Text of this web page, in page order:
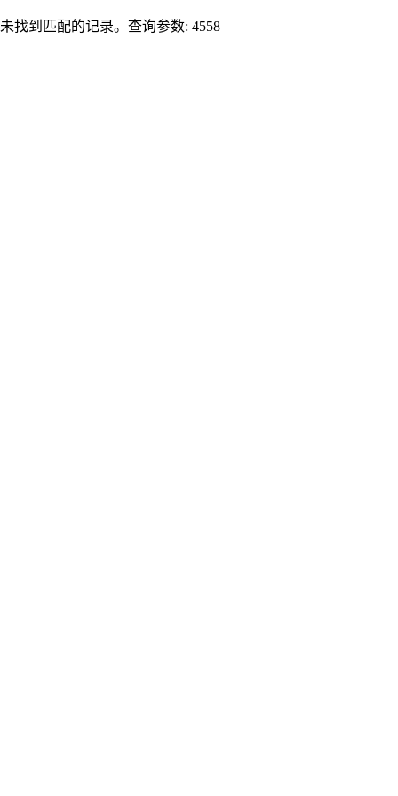
未找到匹配的记录。查询参数: 4558